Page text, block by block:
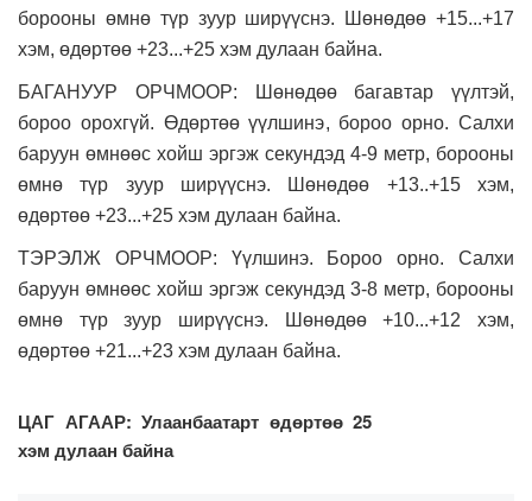
борооны өмнө түр зуур ширүүснэ. Шөнөдөө +15...+17
хэм, өдөртөө +23...+25 хэм дулаан байна.
БАГАНУУР ОРЧМООР: Шөнөдөө багавтар үүлтэй,
бороо орохгүй. Өдөртөө үүлшинэ, бороо орно. Салхи
баруун өмнөөс хойш эргэж секундэд 4-9 метр, борооны
өмнө түр зуур ширүүснэ. Шөнөдөө +13..+15 хэм,
өдөртөө +23...+25 хэм дулаан байна.
ТЭРЭЛЖ ОРЧМООР: Үүлшинэ. Бороо орно. Салхи
баруун өмнөөс хойш эргэж секундэд 3-8 метр, борооны
өмнө түр зуур ширүүснэ. Шөнөдөө +10...+12 хэм,
өдөртөө +21...+23 хэм дулаан байна.
ЦАГ АГААР: Улаанбаатарт өдөртөө 25
хэм дулаан байна